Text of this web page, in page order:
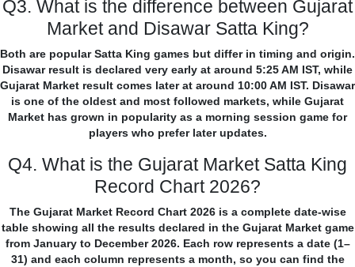
Q3. What is the difference between Gujarat
Market and Disawar Satta King?
Both are popular Satta King games but differ in timing and origin.
Disawar result is declared very early at around 5:25 AM IST, while
Gujarat Market result comes later at around 10:00 AM IST. Disawar
is one of the oldest and most followed markets, while Gujarat
Market has grown in popularity as a morning session game for
players who prefer later updates.
Q4. What is the Gujarat Market Satta King
Record Chart 2026?
The Gujarat Market Record Chart 2026 is a complete date-wise
table showing all the results declared in the Gujarat Market game
from January to December 2026. Each row represents a date (1–
31) and each column represents a month, so you can find the